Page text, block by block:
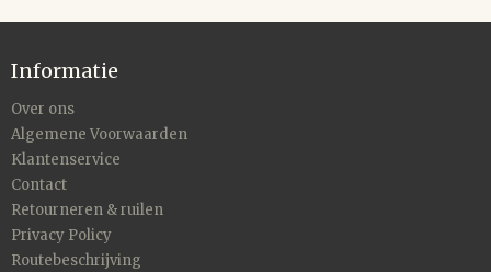
Informatie
Over ons
Algemene Voorwaarden
Klantenservice
Contact
Retourneren & ruilen
Privacy Policy
Routebeschrijving